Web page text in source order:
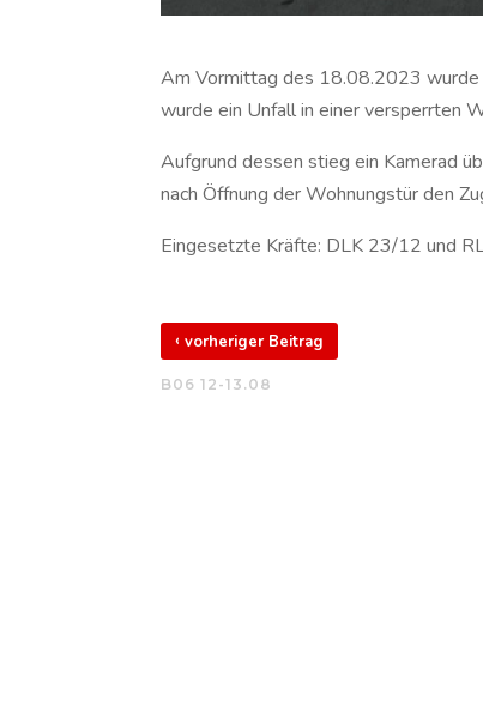
Am Vormittag des 18.08.2023 wurde
wurde ein Unfall in einer versperrten
Aufgrund dessen stieg ein Kamerad
nach Öffnung der Wohnungstür den
Eingesetzte Kräfte: DLK 23/12 und
‹ vorheriger Beitrag
B06 12-13.08